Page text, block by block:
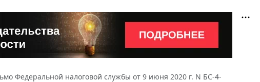
Федеральной налоговой службы от 9 июня 2020 г. N БС-4-